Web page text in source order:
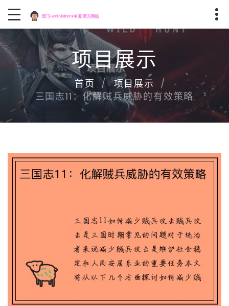
项目展示
首页
项目展示
三国志11：化解贼兵威胁的有效策略